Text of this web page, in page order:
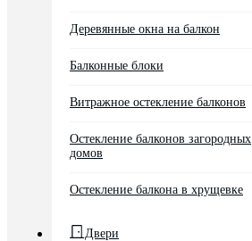
Деревянные окна на балкон
Балконные блоки
Витражное остекление балконов
Остекление балконов загородных
домов
Остекление балкона в хрущевке
Двери